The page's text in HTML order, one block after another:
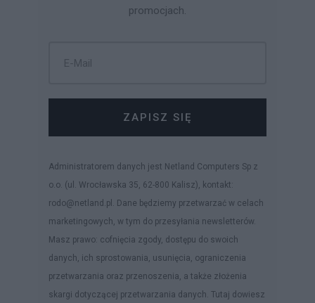
promocjach.
ZAPISZ SIĘ
Administratorem danych jest Netland Computers Sp z
o.o. (ul. Wrocławska 35, 62-800 Kalisz), kontakt:
rodo@netland.pl. Dane będziemy przetwarzać w celach
marketingowych, w tym do przesyłania newsletterów.
Masz prawo: cofnięcia zgody, dostępu do swoich
danych, ich sprostowania, usunięcia, ograniczenia
przetwarzania oraz przenoszenia, a także złożenia
skargi dotyczącej przetwarzania danych. Tutaj dowiesz